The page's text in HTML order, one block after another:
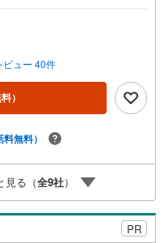
ロが、より良いご提案をい
学・リモート相談サービス
できない、天気が悪く外出
ど無料のアプリですぐにご
見学はスタッフがご興味ある
します・写真では伝わりにく
できます・リモート相談は
チャル背景でプライバシー
わって予め確認も・別々の
きます・お気軽にご相談下
こちらのお時間でしたらお電
お気軽にお問合せください
ビュー 40件
）
料無料）
見る（全9社）
PR